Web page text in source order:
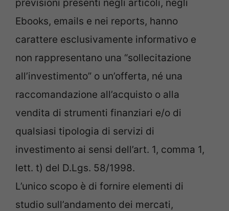
previsioni presenti negli articoli, negli
Ebooks, emails e nei reports, hanno
carattere esclusivamente informativo e
non rappresentano una “sollecitazione
all’investimento” o un’offerta, né una
raccomandazione all’acquisto o alla
vendita di strumenti finanziari e/o di
qualsiasi tipologia di servizi di
investimento ai sensi dell’art. 1, comma 1,
lett. t) del D.Lgs. 58/1998.
L’unico scopo è di fornire elementi di
studio sull’andamento dei mercati,